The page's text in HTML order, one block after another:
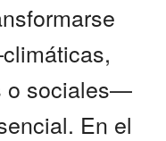
o sociales—
En el